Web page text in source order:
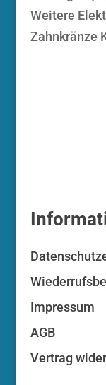
Weitere
Zahnkränze
Impressum
AGB
Vertrag